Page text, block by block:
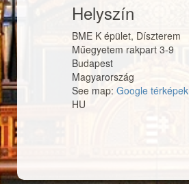
Helyszín
BME K épület, Díszterem
Műegyetem rakpart 3-9
Budapest
Magyarország
See map: Google térképek
HU